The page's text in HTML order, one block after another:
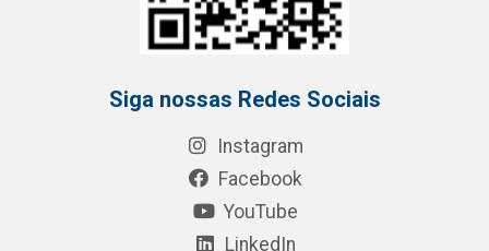
Siga nossas Redes Sociais
Instagram
Facebook
YouTube
LinkedIn